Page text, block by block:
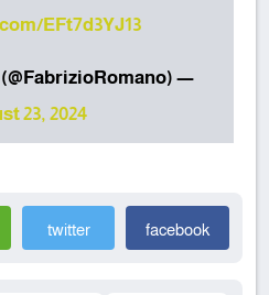
EFt7d3YJ13
— Fabrizio Romano (@FabrizioRomano)
23, 2024
facebook
twitter